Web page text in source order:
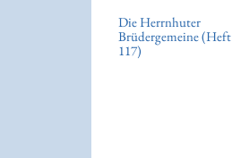
Die Herrnhuter
Brüdergemeine (Heft
117)